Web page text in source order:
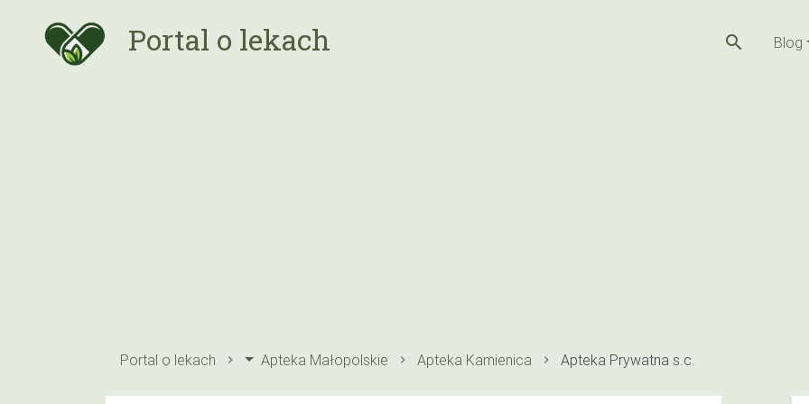
Portal o lekach search Blog
Portal o lekach Apteka Małopolskie Apteka Kamienica Apteka Prywatna s.c.